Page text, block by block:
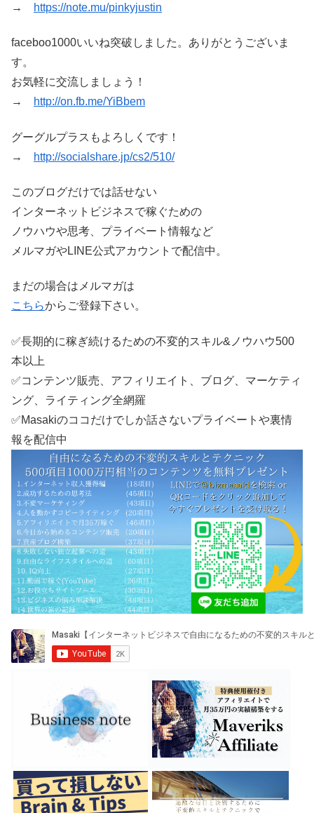
→ https://note.mu/pinkyjustin
faceboo1000いいね突破しました。ありがとうございま
す。
お気軽に交流しましょう！
→
http://on.fb.me/YiBbem
グーグルプラスもよろしくです！
→
http://socialshare.jp/cs2/510/
このブログだけでは話せない
インターネットビジネスで稼ぐための
ノウハウや思考、プライベート情報など
メルマガやLINE公式アカウントで配信中。
まだの場合はメルマガは
こちらからご登録下さい。
✅長期的に稼ぎ続けるための不変的スキル&ノウハウ500
本以上
✅コンテンツ販売、アフィリエイト、ブログ、マーケティ
ング、ライティング全網羅
✅Masakiのココだけでしか話さないプライベートや裏情
報を配信中